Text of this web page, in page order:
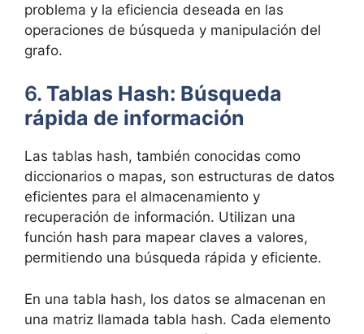
problema y la eficiencia deseada en las
operaciones de búsqueda y manipulación del
grafo.
6. Tablas Hash: Búsqueda
rápida de información
Las tablas hash, también conocidas como
diccionarios o mapas, son estructuras de datos
eficientes para el almacenamiento y
recuperación de información. Utilizan una
función hash para mapear claves a valores,
permitiendo una búsqueda rápida y eficiente.
En una tabla hash, los datos se almacenan en
una matriz llamada tabla hash. Cada elemento